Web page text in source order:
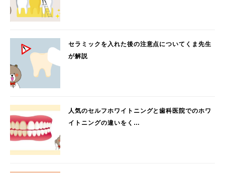
セラミックを入れた後の注意点についてくま先生
が解説
人気のセルフホワイトニングと歯科医院でのホワ
イトニングの違いをく…